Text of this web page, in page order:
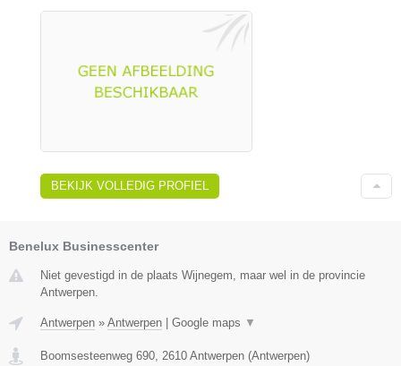
BEKIJK VOLLEDIG PROFIEL
Benelux Businesscenter
Niet gevestigd in de plaats Wijnegem, maar wel in de provincie
Antwerpen.
Antwerpen » Antwerpen Google maps ▼
Boomsesteenweg 690, 2610 Antwerpen (Antwerpen)